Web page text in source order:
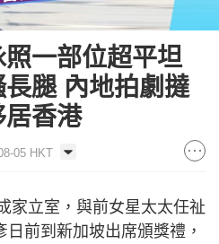
一部位超平坦
腿 內地拍劇撻
居香港
05 HKT
家立室，與前女星太太任祉
前到新加坡出席頒獎禮，